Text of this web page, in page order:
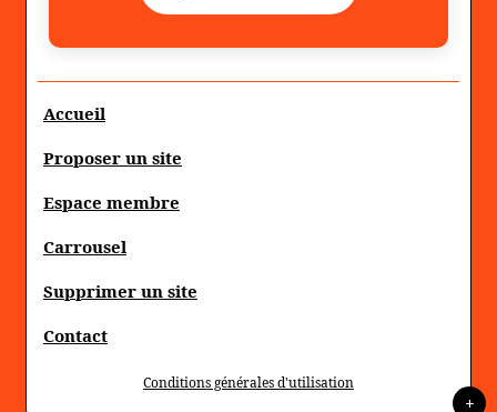
Accueil
Proposer un site
Espace membre
Carrousel
Supprimer un site
Contact
Conditions générales d'utilisation
+